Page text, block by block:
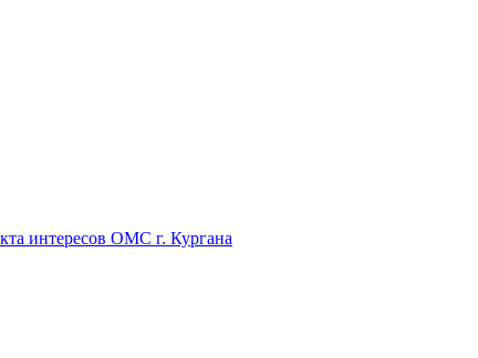
интересов ОМС г. Кургана